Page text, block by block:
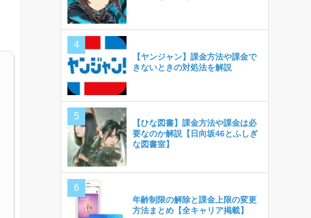
【ヤンジャン】課金方法や課金で
きないときの対処法を解説
【ひな図書】課金方法や課金は必
要なのか解説【日向坂46とふしぎ
な図書室】
年齢制限の解除と課金上限の変更
方法まとめ【全キャリア掲載】